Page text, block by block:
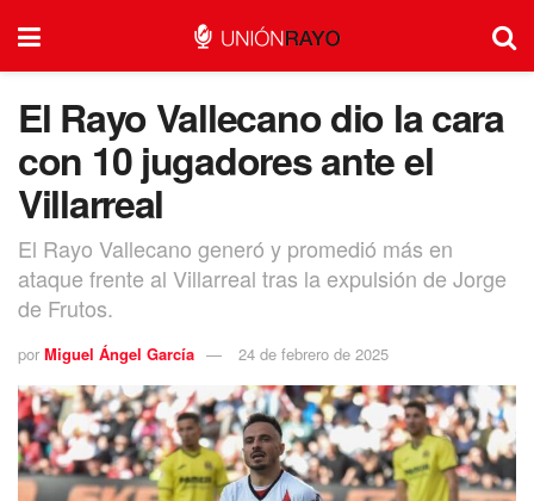
El Rayo Vallecano dio la cara
con 10 jugadores ante el
Villarreal
El Rayo Vallecano generó y promedió más en
ataque frente al Villarreal tras la expulsión de Jorge
de Frutos.
por Miguel Ángel García 24 de febrero de 2025